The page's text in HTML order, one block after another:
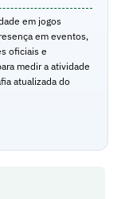
em jogos
em eventos,
oficiais e
medir a atividade
atualizada do